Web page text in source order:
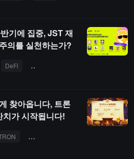
기에 집중, JST 재
의를 실천하는가?
DeFi
찾아옵니다, 트론
가 시작됩니다!
TRON ECO